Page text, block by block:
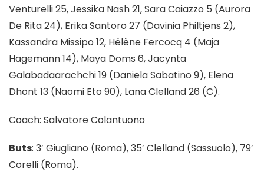
Venturelli 25, Jessika Nash 21, Sara Caiazzo 5 (Aurora
De Rita 24), Erika Santoro 27 (Davinia Philtjens 2),
Kassandra Missipo 12, Hélène Fercocq 4 (Maja
Hagemann 14), Maya Doms 6, Jacynta
Galabadaarachchi 19 (Daniela Sabatino 9), Elena
Dhont 13 (Naomi Eto 90), Lana Clelland 26 (C).
Coach: Salvatore Colantuono
Buts: 3’ Giugliano (Roma), 35’ Clelland (Sassuolo), 79’
Corelli (Roma).